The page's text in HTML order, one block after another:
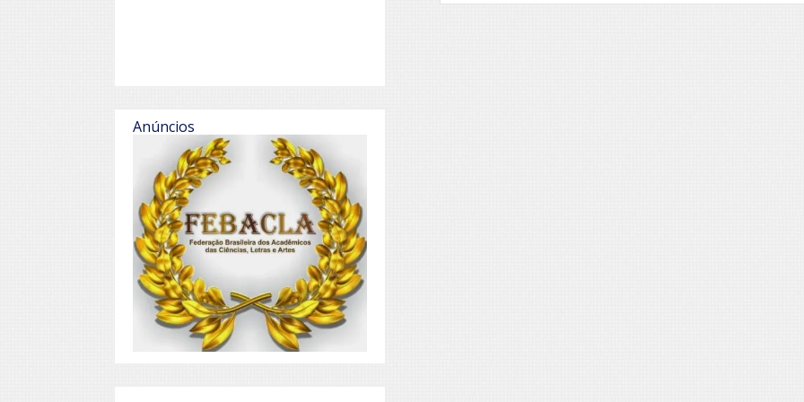
Anúncios